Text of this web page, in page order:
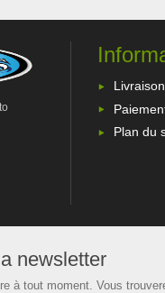
Plan du
newsletter
à tout moment. Vous